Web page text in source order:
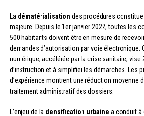
La dématérialisation des procédures
majeure. Depuis le 1er janvier 2022, toutes les
500 habitants doivent être en mesure de
demandes d’autorisation par voie électronique.
numérique, accélérée par la crise sanitaire, vise
d’instruction et à simplifier les démarches. Les
d’expérience montrent une réduction moyenne
traitement administratif des dossiers.
L’enjeu de la densification urbaine a conduit à